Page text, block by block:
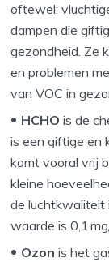
oftewel:
dampen die
gezondheid. Ze
en problemen
van VOC in
HCHO is de
is een giftige en
komt vooral vrij
kleine
de luchtkwaliteit
waarde is 0,1
Ozon is het